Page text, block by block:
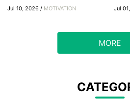
Jul 10, 2026 / MOTIVATION Jul
MORE